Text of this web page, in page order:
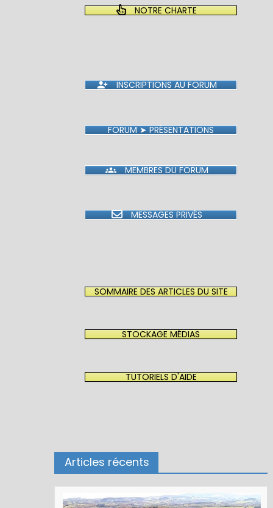
NOTRE CHARTE
INSCRIPTIONS AU FORUM
FORUM ➤ PRÉSENTATIONS
MEMBRES DU FORUM
MESSAGES PRIVÉS
SOMMAIRE DES ARTICLES DU SITE
STOCKAGE MÉDIAS
TUTORIELS D'AIDE
Articles récents